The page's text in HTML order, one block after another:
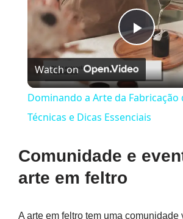
Play
Watch on
Dominando a Arte da Fabricação
Técnicas e Dicas Essenciais
Comunidade e
arte em feltro
A arte em feltro tem uma comunidade